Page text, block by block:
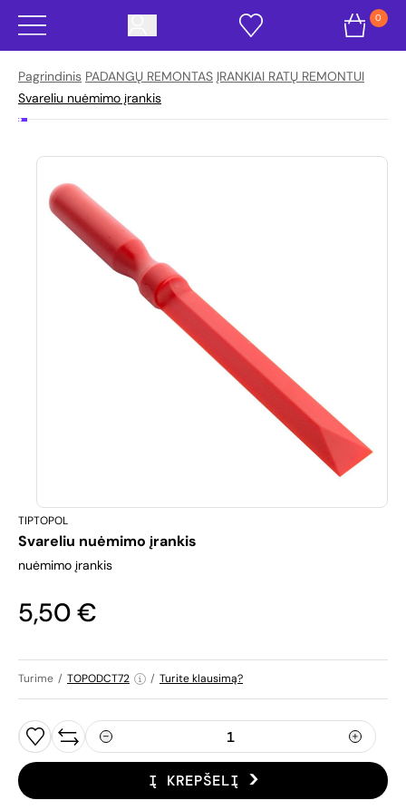
0
Pagrindinis PADANGŲ REMONTAS ĮRANKIAI RATŲ REMONTUI
Svareliu nuėmimo įrankis
TIPTOPOL
Svareliu nuėmimo įrankis
nuėmimo įrankis
5,50 €
Turime / TOPODCT72 / Turite klausimą?
Į KREPŠELĮ